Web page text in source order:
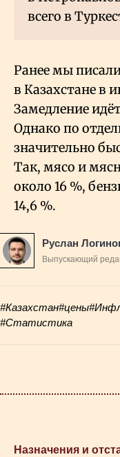
всего в
Ранее мы
в Казахстане в
Замедление
Однако по
значительно
Так, мясо и
около 16 %,
14,6 %.
Руслан
Выпускающий
#Казахстан#цены
#Статистика
Назначения и